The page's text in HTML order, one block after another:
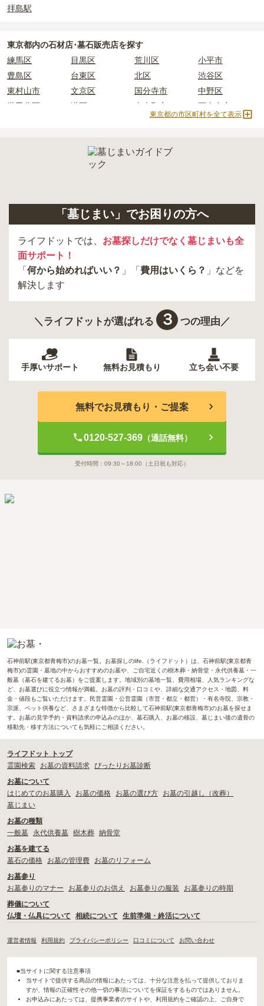
拝島駅
東京都内の石材店･墓石販売店を探す
練馬区
目黒区 荒川区
小平市
豊島区
台東区 北区
渋谷区
東村山市
文京区 国分寺市
中野区
世田谷区
港区 東大和市
西東京市
町田市 府中市
昭島市
葛飾区 墨田区
杉並区
東京都の市区町村を全て表示
「墓じまい」でお困りの方へ
ライフドットでは、 お墓探しだけでなく墓じまいも全
面サポート！
「 何から始めればいい？ 」「 費用はいくら？ 」などを
解決します
＼ライフドットが選ばれる ３ つの理由／
手厚いサポート 無料お見積もり 立ち会い不要
無料でお見積もり・ご提案
0120-527-369（通話無料）
受付時間： 09:30～18:00 （土日祝も対応）
石神前駅(東京都青梅市)のお墓一覧。お墓探しのlife.（ライフドット）は、石神前駅(東京都青
梅市)の霊園・墓地の中からおすすめのお墓や、ご自宅近くの樹木葬・納骨堂・永代供養墓・一
般墓（墓石を建てるお墓）をご提案します。地域別の墓地一覧、費用相場、人気ランキングな
ど、お墓選びに役立つ情報が満載。お墓の評判・口コミや、詳細な交通アクセス・地図、料
金・値段もご覧いただけます。民営霊園・公営霊園（市営・都立・都営）・有名寺院、宗教・
宗派、ペット供養など、さまざまな特徴から比較して石神前駅(東京都青梅市)のお墓を探せま
す。お墓の見学予約・資料請求の申込みのほか、墓石購入、お墓の移設、墓じまい後の遺骨の
移動先・移す方法についても気軽にご相談ください。
ライフドット トップ
霊園検索
お墓の資料請求 ぴったりお墓診断
お墓について
はじめてのお墓購入
お墓の価格 お墓の選び方
お墓の引越し（改葬）
墓じまい
お墓の種類
一般墓
永代供養墓 樹木葬 納骨堂
お墓を建てる
墓石の価格
お墓の管理費
お墓のリフォーム
お墓参り
お墓参りのマナー
お墓参りのお供え お墓参りの服装
お墓参りの時期
葬儀について
仏壇・仏具について
相続について 生前準備・終活について
運営者情報 利用規約 プライバシーポリシー 口コミについて お問い合わせ
■当サイトに関する注意事項
当サイトで提供する商品の情報にあたっては、十分な注意を払って提供しておりま
すが、情報の正確性その他一切の事項についてを保証をするものではありません。
お申込みにあたっては、提携事業者のサイトや、利用規約をご確認の上、ご自身で